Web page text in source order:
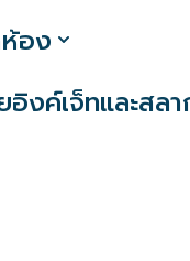
อง
อิงค์เจ็ทและสล